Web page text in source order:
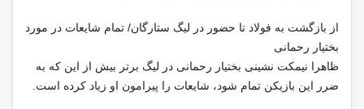
از بازگشت به فولاد تا حضور در لیگ ستارگان/ تمام شایعات در مورد
بختیار رحمانی
ظاهرا نیمکت نشینی بختیار رحمانی در لیگ برتر بیش از این که به
ضرر این بازیکن تمام شود، شایعات را پیرامون او زیاد کرده است.